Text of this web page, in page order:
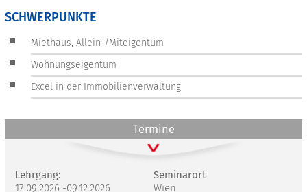
SCHWERPUNKTE
Miethaus, Allein-/Miteigentum
Wohnungseigentum
Excel in der Immobilienverwaltung
Termine
Seminarort
Wien
Lehrgang:
17.09.2026 -09.12.2026